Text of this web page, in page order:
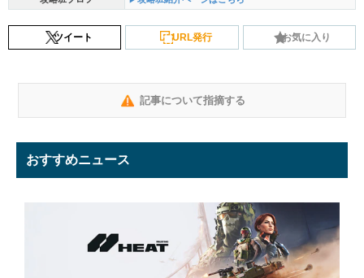
ツイート URL発行 お気に入り
記事について指摘する
おすすめニュース